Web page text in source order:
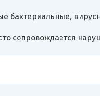
бактериальные,
сопровождается